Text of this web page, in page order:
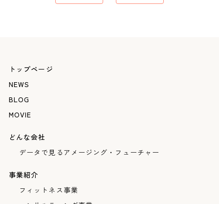
トップページ
NEWS
BLOG
MOVIE
どんな会社
データで見るアメージング・フューチャー
事業紹介
フィットネス事業